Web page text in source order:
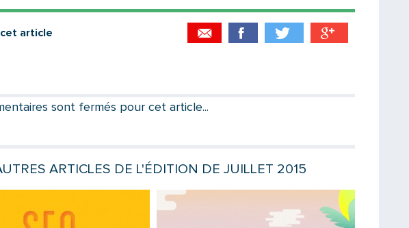
article
Votre email
sont fermés pour cet article...
ARTICLES DE L'ÉDITION DE JUILLET 2015
Lire la suite